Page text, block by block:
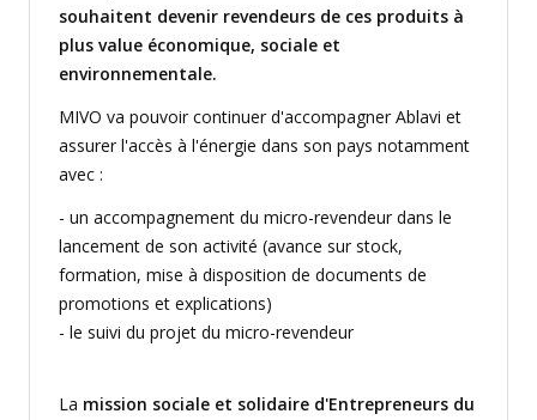
souhaitent devenir revendeurs de ces produits à
plus value économique, sociale et
environnementale.
MIVO va pouvoir continuer d'accompagner Ablavi et
assurer l'accès à l'énergie dans son pays notamment
avec :
- un accompagnement du micro-revendeur dans le
lancement de son activité (avance sur stock,
formation, mise à disposition de documents de
promotions et explications)
- le suivi du projet du micro-revendeur
La mission sociale et solidaire d'Entrepreneurs du